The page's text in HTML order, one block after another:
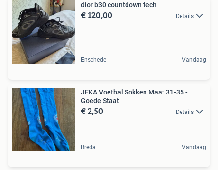
dior b30 countdown tech
€ 120,00 Details
Enschede Vandaag
JEKA Voetbal Sokken Maat 31-35 -
Goede Staat
€ 2,50 Details
Breda Vandaag